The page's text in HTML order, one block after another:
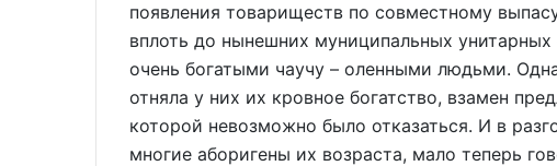
появления товариществ по совместному
вплоть до нынешних муниципальных
очень богатыми чаучу – оленными людьми.
отняла у них их кровное богатство, взамен
которой невозможно было отказаться. И в
многие аборигены их возраста, мало теперь